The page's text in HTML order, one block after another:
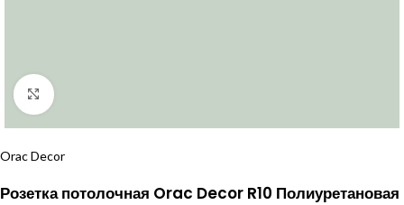
Нажмите, чтобы увеличить
Orac Decor
Розетка потолочная Orac Decor R10 Полиуретановая